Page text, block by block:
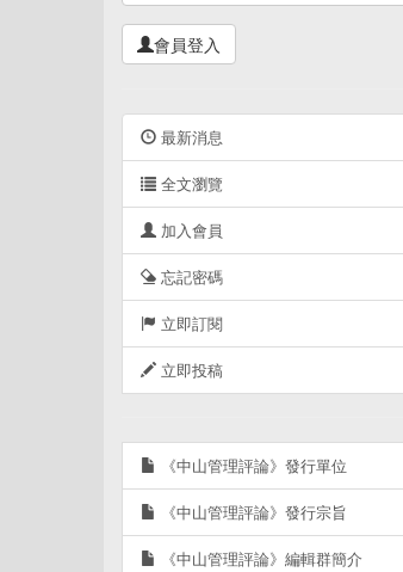
會員登入
最新消息
全文瀏覽
加入會員
忘記密碼
立即訂閱
立即投稿
《中山管理評論》發行單位
《中山管理評論》發行宗旨
《中山管理評論》編輯群簡介